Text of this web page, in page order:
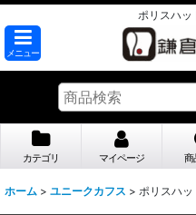
ポリスハッ
メニュー
カテゴリ マイページ 商
ホーム > ユニークカフス > ポリスハ